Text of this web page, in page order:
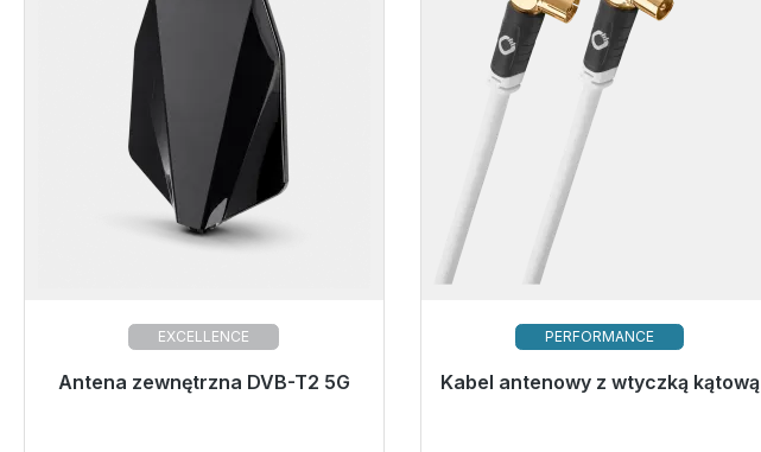
EXCELLENCE
Antena zewnętrzna DVB-T2 5G
Gotowy do natychmiastowej wysyłki,
PERFORMANCE
Kabel antenowy z wtyczką kątową
Gotowy do natychmiastowej wysyłki,